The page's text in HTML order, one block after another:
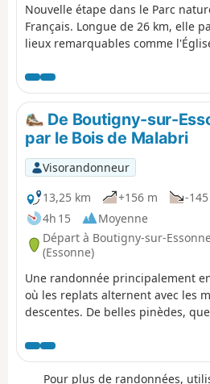
Nouvelle étape dans le Parc
Français. Longue de 26 km, elle
lieux remarquables comme
mare ainsi que la Pierre Levée et
Très agréable, elle traverse des
quelques zones ensablées, mais
pentes.De Boutigny-sur-
par le Bois de Malabri
Visorandonneur
13,25 km
+156 m
-
4h 15
Moyenne
Départ à Boutigny-sur-
(Essonne)
Une randonnée principalement
où les replats alternent avec les
descentes. De belles pinèdes,
vous.
Pour plus de randonnées,